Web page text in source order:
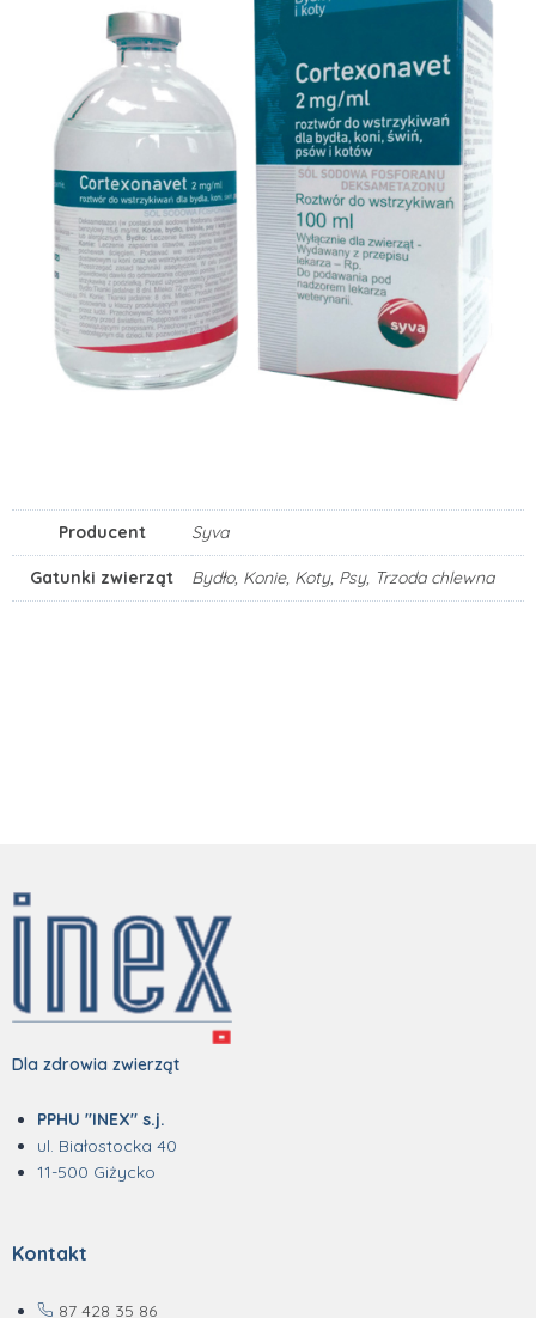
Producent Syva
Gatunki zwierząt Bydło, Konie, Koty, Psy, Trzoda chlewna
Dla zdrowia zwierząt
PPHU "INEX" s.j.
ul. Białostocka 40
11-500 Giżycko
Kontakt
87 428 35 86